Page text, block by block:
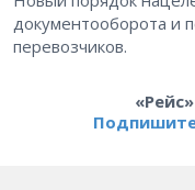
документооборота и
перевозчиков.